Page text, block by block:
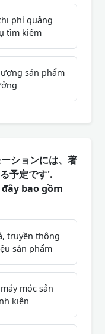
phí quảng
tìm kiếm
sản phẩm
ションには、著
予定です'.
đây bao gồm
truyền thông
sản phẩm
móc sản
kiện